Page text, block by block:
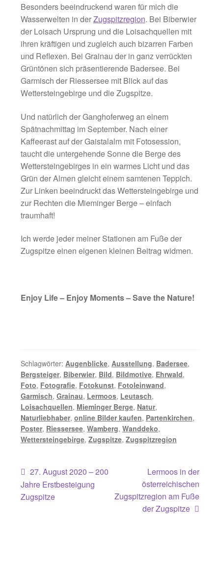
Besonders beeindruckend waren für mich die
Wasserwelten in derZugspitzregion. Bei Biberwier
der Loisach Ursprung und die Loisachquellen mit
ihren kräftigen und zugleich auch bizarren Farben
und Reflexen. Bei Grainau der in ganz verrückten
Grüntönen sich präsentierende Badersee. Bei
Garmisch der Riessersee mit Blick auf das
Wettersteingebirge und die Zugspitze.
Und natürlich der Ganghoferweg an einem
Spätnachmittag im September. Nach einer
Kaffeerast auf der Gaistalalm mit Fotosession,
taucht die untergehende Sonne die Berge des
Wettersteingebirges in ein warmes Licht und das
Grün der Almen gleicht einem samtenen Teppich.
Zur Linken beeindruckt das Wettersteingebirge und
zur Rechten die Mieminger Berge – einfach
traumhaft!
Ich werde jeder meiner Stationen am Fuße der
Zugspitze einen eigenen kleinen Beitrag widmen.
Enjoy Life – Enjoy Moments – Save the Nature!
Schlagwörter: Augenblicke, Ausstellung, Badersee,
Bergsteiger, Biberwier, Bild, Bildmotive, Ehrwald,
Foto, Fotografie, Fotokunst, Fotoleinwand,
Garmisch, Grainau, Lermoos, Leutasch,
Loisachquellen, Mieminger Berge, Natur,
Naturliebhaber, online Bilder kaufen, Partenkirchen,
Poster, Riessersee, Wamberg, Wanddeko,
Wettersteingebirge, Zugspitze, Zugspitzregion
Beitragsnavigation
Vorheriger
Beitrag:
27. August 2020 – 200
Jahre Erstbesteigung
Zugspitze
Nächster
Beitrag:
Lermoos in der
österreichischen
Zugspitzregion am Fuße
der Zugspitze